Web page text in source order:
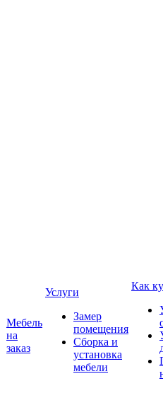
Мебель
на
заказ
Услуги
Замер
помещения
Сборка и
установка
мебели
Как